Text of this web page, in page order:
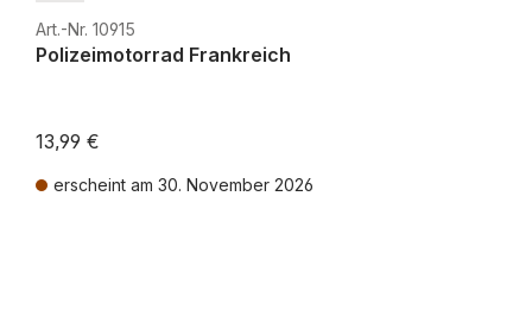
Art.-Nr. 10915
Polizeimotorrad Frankreich
13,99 €
erscheint am 30. November 2026